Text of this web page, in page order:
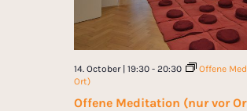
Offene Meditation (nur vor
14. October | 19:30- 20:30
Offene
Ort)